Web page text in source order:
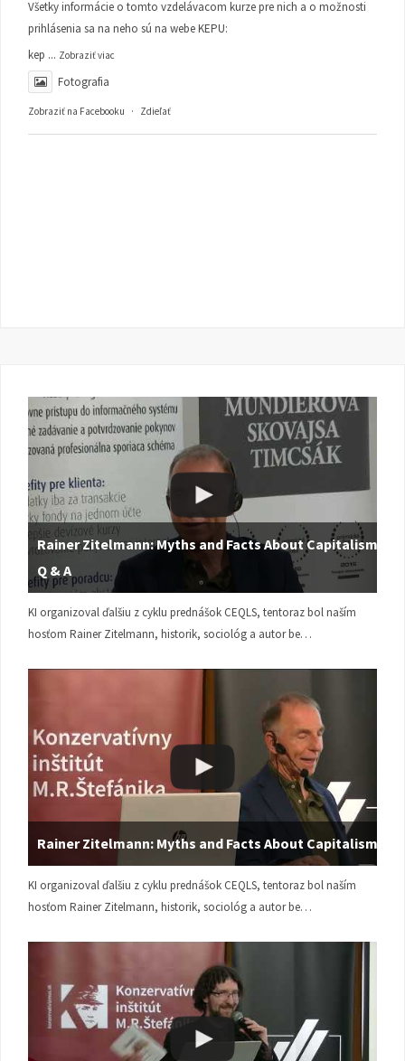
Všetky informácie o tomto vzdelávacom kurze pre nich a o možnosti
prihlásenia sa na neho sú na webe KEPU:
kep ... Zobraziť viac
Fotografia
Zobraziť na Facebooku · Zdieľať
Rainer Zitelmann: Myths and Facts About Capitalism |
Q & A
KI organizoval ďalšiu z cyklu prednášok CEQLS, tentoraz bol naším
hosťom Rainer Zitelmann, historik, sociológ a autor be…
Rainer Zitelmann: Myths and Facts About Capitalism
KI organizoval ďalšiu z cyklu prednášok CEQLS, tentoraz bol naším
hosťom Rainer Zitelmann, historik, sociológ a autor be…